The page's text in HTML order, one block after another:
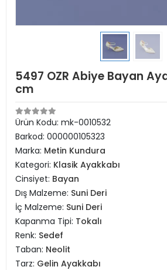
5497 OZR Abiye Bayan
cm
Ürün Kodu: mk-0010532
Barkod: 000000105323
Marka: Metin Kundura
Kategori: Klasik Ayakkabı
Cinsiyet: Bayan
Dış Malzeme: Suni Deri
İç Malzeme: Suni Deri
Kapanma Tipi: Tokalı
Renk: Sedef
Taban: Neolit
Tarz: Gelin Ayakkabı